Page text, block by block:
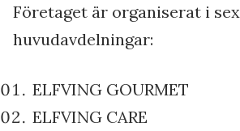
Företaget är organiserat i sex
huvudavdelningar:
ELFVING GOURMET
ELFVING CARE